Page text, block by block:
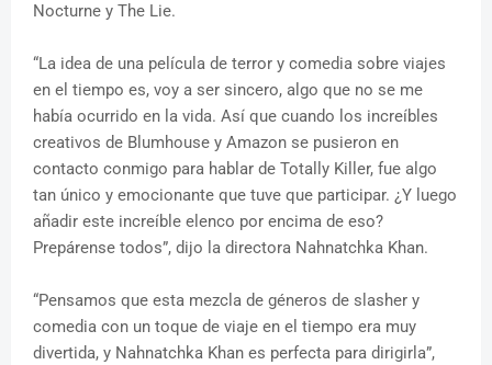
Nocturne y The Lie.
“La idea de una película de terror y comedia sobre viajes
en el tiempo es, voy a ser sincero, algo que no se me
había ocurrido en la vida. Así que cuando los increíbles
creativos de Blumhouse y Amazon se pusieron en
contacto conmigo para hablar de Totally Killer, fue algo
tan único y emocionante que tuve que participar. ¿Y luego
añadir este increíble elenco por encima de eso?
Prepárense todos”, dijo la directora Nahnatchka Khan.
“Pensamos que esta mezcla de géneros de slasher y
comedia con un toque de viaje en el tiempo era muy
divertida, y Nahnatchka Khan es perfecta para dirigirla”,